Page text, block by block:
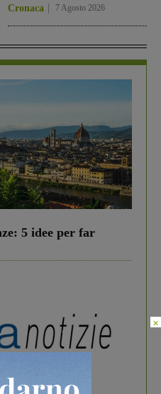
Cronaca 7 Agosto 2026
5 idee per far
×